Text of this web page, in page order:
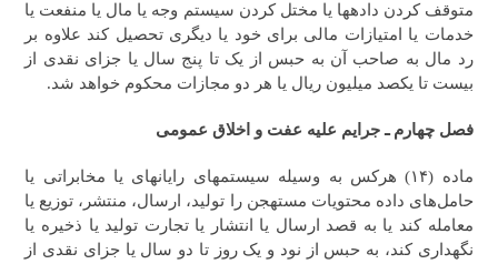
متوقف کردن داده‎ها یا مختل کردن سیستم وجه یا مال یا منفعت یا
خدمات یا امتیازات مالی برای خود یا دیگری تحصیل کند علاوه بر
رد مال به صاحب آن‌ به حبس از یک تا پنج سال یا جزای نقدی از
بیست تا یکصد میلیون ریال یا هر دو مجازات محکوم خواهد شد.
فصل چهارم ـ جرایم علیه عفت و اخلاق عمومی
ماده (۱۴) هرکس به وسیله سیستم‎های رایانه‎ای یا مخابراتی یا
حامل‌های داده محتویات مستهجن را تولید، ارسال، منتشر، توزیع یا
معامله کند یا به قصد ارسال یا انتشار یا تجارت تولید یا ذخیره یا
نگهداری کند، به حبس از نود و یک روز تا دو سال یا جزای نقدی از